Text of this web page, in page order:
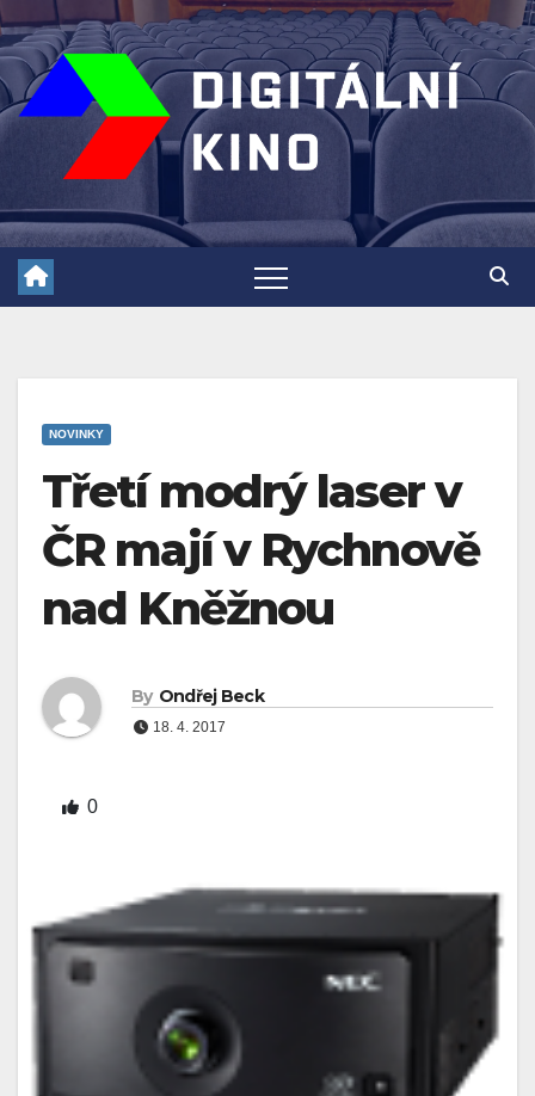
Skip
to
content
NOVINKY
Třetí modrý laser v
ČR mají v Rychnově
nad Kněžnou
By Ondřej Beck
18. 4. 2017
0